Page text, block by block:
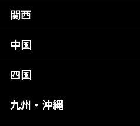
岩手県
宮城県
福島県
群馬県
千葉県
東京都
神奈川県
富山県
石川県
山梨県
長野県
岐阜県
静岡県
愛知県
関西
滋賀県
京都府
大阪府
中国
広島県
岡山県
四国
愛媛県
九州・沖縄